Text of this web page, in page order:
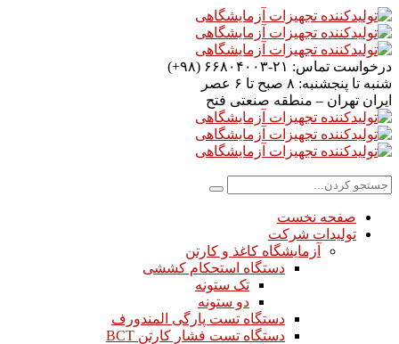
درخواست تماس: ۲۱-۶۶۸۰۴۰۰۳ (۹۸+)
شنبه تا پنجشنبه: ۸ صبح تا ۶ عصر
ایران تهران – منطقه صنعتی فتح
صفحه نخست
تولیدات شرکت
آزمایشگاه کاغذ و کارتن
دستگاه استحکام کششی
تک ستونه
دو ستونه
دستگاه تست پارگی المندورف
دستگاه تست فشار کارتن BCT